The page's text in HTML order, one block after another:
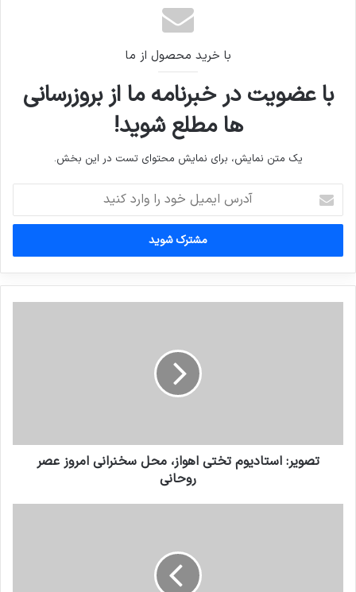
با خرید محصول از ما
با عضویت در خبرنامه ما از بروزرسانی
ها مطلع شوید!
یک متن نمایش، برای نمایش محتوای تست در این بخش.
ایمیل
خود
وارد
کنید
تصویر: استادیوم تختی اهواز، محل سخنرانی امروز عصر
روحانی